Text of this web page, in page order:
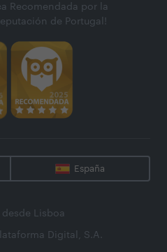
Recomendada por la
de Portugal!
España
desde Lisboa
Digital, S.A.